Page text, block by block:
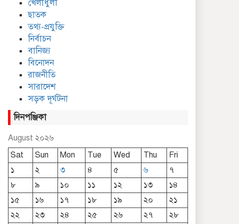
খেলাধুলা
ছাতক
তথ্য-প্রযুক্তি
নির্বাচন
বানিজ্য
বিনোদন
রাজনীতি
সারাদেশ
সড়ক দূর্ঘটনা
দিনপঞ্জিকা
August ২০২৬
Sat
Sun Mon Tue Wed Thu
Fri
১
২ ৩ ৪ ৫ ৬
৭
৮
৯ ১০ ১১ ১২ ১৩
১৪
১৫
১৬ ১৭ ১৮ ১৯ ২০
২১
২২
২৩ ২৪ ২৫ ২৬ ২৭ ২৮